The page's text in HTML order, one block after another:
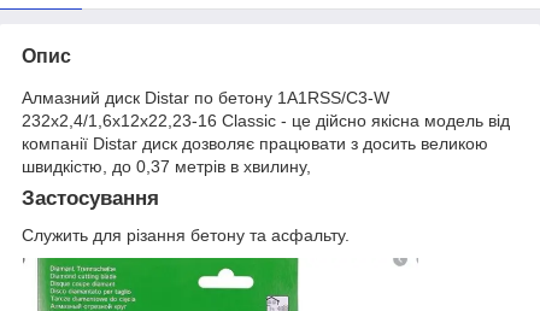
Опис
Алмазний диск Distar по бетону 1A1RSS/C3-W
232x2,4/1,6x12x22,23-16 Classic - це дійсно якісна модель від
компанії Distar диск дозволяє працювати з досить великою
швидкістю, до 0,37 метрів в хвилину,
Застосування
Служить для різання бетону та асфальту.